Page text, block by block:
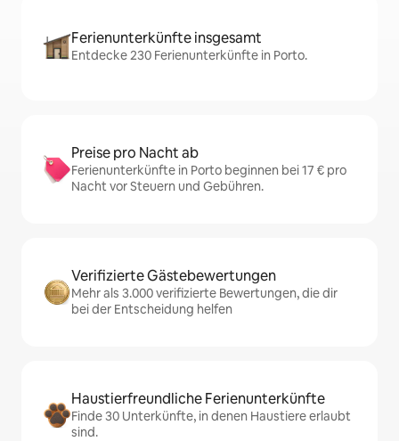
Ferienunterkünfte insgesamt
Entdecke 230 Ferienunterkünfte in Porto.
Preise pro Nacht ab
Ferienunterkünfte in Porto beginnen bei 17 € pro
Nacht vor Steuern und Gebühren.
Verifizierte Gästebewertungen
Mehr als 3.000 verifizierte Bewertungen, die dir
bei der Entscheidung helfen
Haustierfreundliche Ferienunterkünfte
Finde 30 Unterkünfte, in denen Haustiere erlaubt
sind.